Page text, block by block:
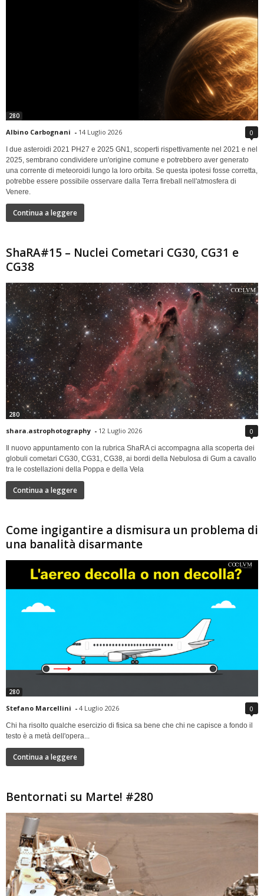
280
Albino Carbognani - 14 Luglio 2026 0
I due asteroidi 2021 PH27 e 2025 GN1, scoperti rispettivamente nel 2021 e nel
2025, sembrano condividere un'origine comune e potrebbero aver generato
una corrente di meteoroidi lungo la loro orbita. Se questa ipotesi fosse corretta,
potrebbe essere possibile osservare dalla Terra fireball nell'atmosfera di
Venere.
Continua a leggere
ShaRA#15 – Nuclei Cometari CG30, CG31 e
CG38
280
shara.astrophotography - 12 Luglio 2026 0
Il nuovo appuntamento con la rubrica ShaRA ci accompagna alla scoperta dei
globuli cometari CG30, CG31, CG38, ai bordi della Nebulosa di Gum a cavallo
tra le costellazioni della Poppa e della Vela
Continua a leggere
Come ingigantire a dismisura un problema di
una banalità disarmante
280
Stefano Marcellini - 4 Luglio 2026 0
Chi ha risolto qualche esercizio di fisica sa bene che chi ne capisce a fondo il
testo è a metà dell'opera...
Continua a leggere
Bentornati su Marte! #280